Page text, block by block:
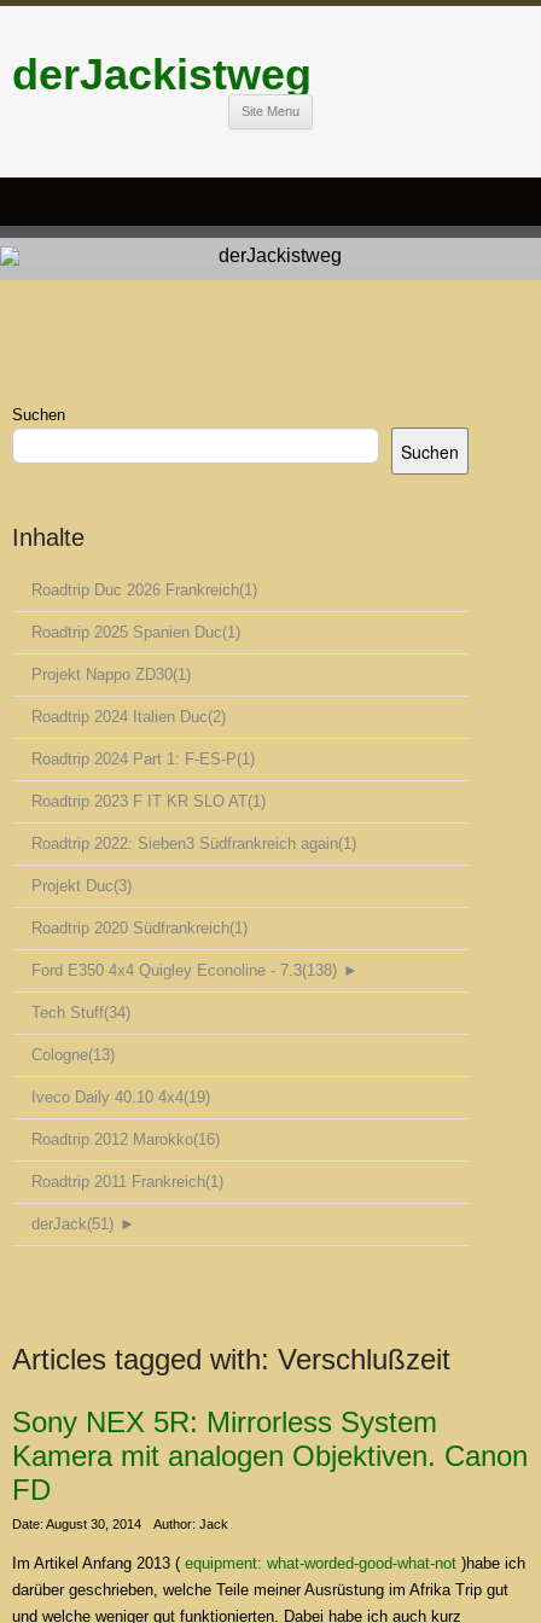
derJackistweg
Site Menu
Suchen
Suchen
Inhalte
Roadtrip Duc 2026 Frankreich(1)
Roadtrip 2025 Spanien Duc(1)
Projekt Nappo ZD30(1)
Roadtrip 2024 Italien Duc(2)
Roadtrip 2024 Part 1: F-ES-P(1)
Roadtrip 2023 F IT KR SLO AT(1)
Roadtrip 2022: Sieben3 Südfrankreich again(1)
Projekt Duc(3)
Roadtrip 2020 Südfrankreich(1)
Ford E350 4x4 Quigley Econoline - 7.3(138) ►
Tech Stuff(34)
Cologne(13)
Iveco Daily 40.10 4x4(19)
Roadtrip 2012 Marokko(16)
Roadtrip 2011 Frankreich(1)
derJack(51) ►
Articles tagged with: Verschlußzeit
Sony NEX 5R: Mirrorless System
Kamera mit analogen Objektiven. Canon
FD
Date: August 30, 2014 Author: Jack
Im Artikel Anfang 2013 ( equipment: what-worded-good-what-not )habe ich
darüber geschrieben, welche Teile meiner Ausrüstung im Afrika Trip gut
und welche weniger gut funktionierten. Dabei habe ich auch kurz